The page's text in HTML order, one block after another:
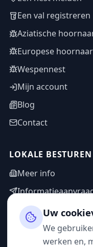
Een val registreren
Aziatische
Europese hoornaar
Wespennest
Mijn account
Blog
Contact
LOKALE BESTUREN
Meer info
Adminzone
Uw
We
werken en,